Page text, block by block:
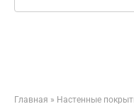
Главная » Настенные